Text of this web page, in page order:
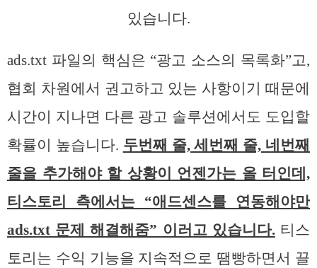
있습니다.
ads.txt 파일의 핵심은 “광고 소스의 목록화”고,
협회 차원에서 권고하고 있는 사항이기 때문에
시간이 지나면 다른 광고 솔루션에서도 도입할
확률이 높습니다. 두번째 줄, 세번째 줄, 네번째
줄을 추가해야 할 상황이 언젠가는 올 터인데,
티스토리 측에서는 “애드센스를 연동해야만
ads.txt 문제 해결해줌” 이러고 있습니다.티스
토리는 수익 기능을 지속적으로 땜빵하면서 끌